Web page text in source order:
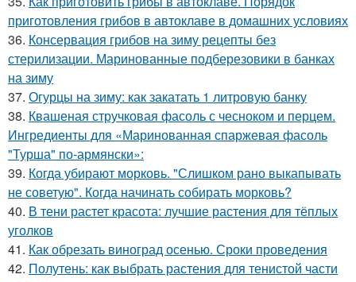
приготовления грибов в автоклаве в домашних условиях
36. Консервация грибов на зиму рецепты без
стерилизации. Маринованные подберезовики в банках
на зиму
37. Огурцы на зиму: как закатать 1 литровую банку
38. Квашеная стручковая фасоль с чесноком и перцем.
Ингредиенты для «Маринованная спаржевая фасоль
"Турша" по-армянски»:
39. Когда убирают морковь. "Слишком рано выкапывать
не советую". Когда начинать собирать морковь?
40. В тени растет красота: лучшие растения для тёплых
уголков
41. Как обрезать виноград осенью. Сроки проведения
42. Полутень: как выбрать растения для тенистой части